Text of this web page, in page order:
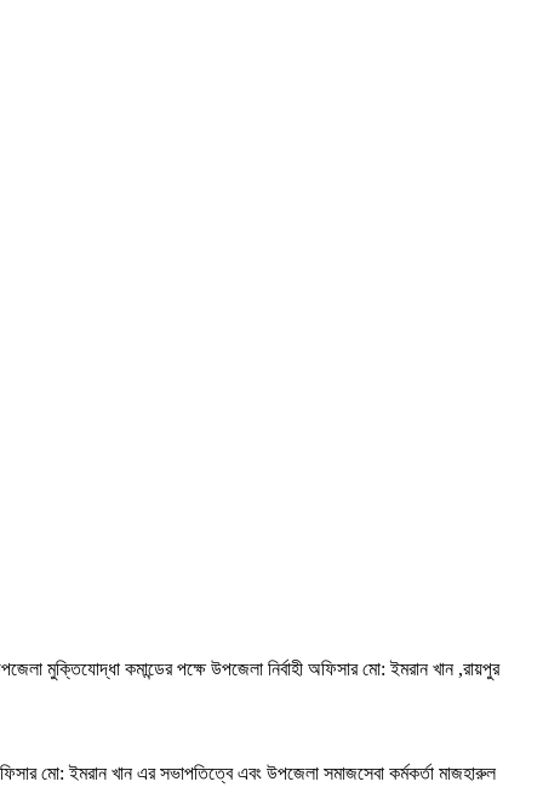
মুক্তিযোদ্ধা কমান্ডের পক্ষে উপজেলা নির্বাহী অফিসার মো: ইমরান খান ,রায়পুর
মো: ইমরান খান এর সভাপতিত্বে এবং উপজেলা সমাজসেবা কর্মকর্তা মাজহারুল